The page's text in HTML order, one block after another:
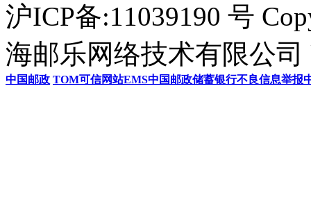
沪ICP备:11039190 号
海邮乐网络技术有限公司
中国邮政 TOM可信网站EMS中国邮政储蓄银行不良信息举报